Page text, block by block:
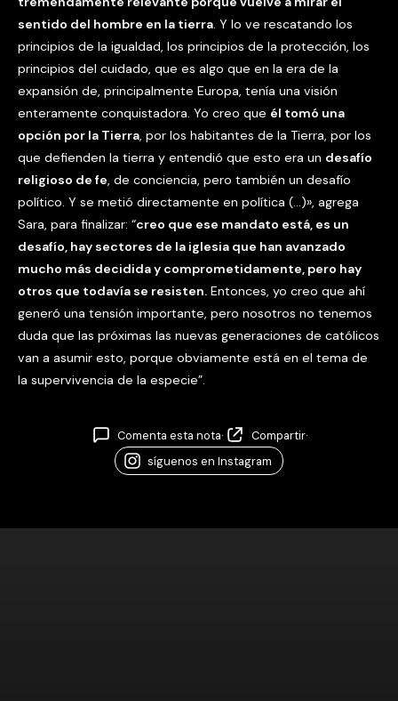
sentido del hombre en la tierra. Y lo ve rescatando los
principios de la igualdad, los principios de la protección, los
principios del cuidado, que es algo que en la era de la
expansión de, principalmente Europa, tenía una visión
enteramente conquistadora. Yo creo que él tomó una
opción por la Tierra, por los habitantes de la Tierra, por los
que defienden la tierra y entendió que esto era un desafío
religioso de fe, de conciencia, pero también un desafío
político. Y se metió directamente en política (…)», agrega
Sara, para finalizar: “creo que ese mandato está, es un
desafío, hay sectores de la iglesia que han avanzado
mucho más decidida y comprometidamente, pero hay
otros que todavía se resisten. Entonces, yo creo que ahí
generó una tensión importante, pero nosotros no tenemos
duda que las próximas las nuevas generaciones de católicos
van a asumir esto, porque obviamente está en el tema de
la supervivencia de la especie”.
Comenta esta nota· Compartir·
síguenos en Instagram